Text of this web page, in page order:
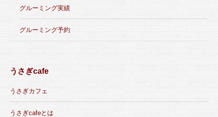
グルーミング実績
グルーミング予約
うさぎcafe
うさぎカフェ
うさぎcafeとは